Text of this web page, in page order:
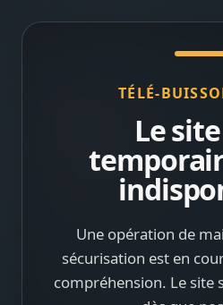
TÉLÉ-
Le
Une opération de
sécurisation est en
compréhension. Le site